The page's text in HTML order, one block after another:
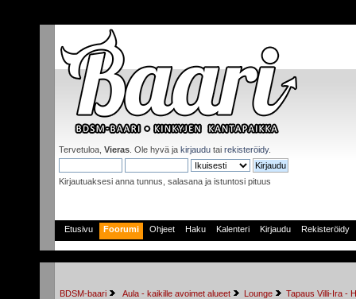
Tervetuloa, Vieras . Ole hyvä ja kirjaudu tai rekisteröidy.
Kirjautuaksesi anna tunnus, salasana ja istuntosi pituus
Etusivu Foorumi Ohjeet Haku Kalenteri Kirjaudu Rekisteröidy
BDSM-baari Aula - kaikille avoimet alueet Lounge Tapaus Villi-Ira -